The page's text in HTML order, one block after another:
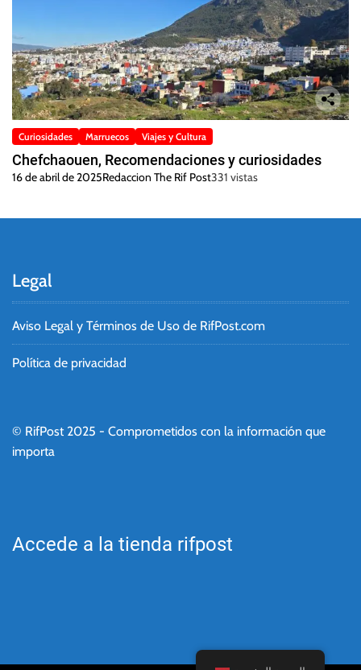
Curiosidades Marruecos Viajes y Cultura
Chefchaouen, Recomendaciones y curiosidades
16 de abril de 2025Redaccion The Rif Post331 vistas
Legal
Aviso Legal y Términos de Uso de RifPost.com
Política de privacidad
© RifPost 2025 - Comprometidos con la información que
importa
Accede a la tienda rifpost